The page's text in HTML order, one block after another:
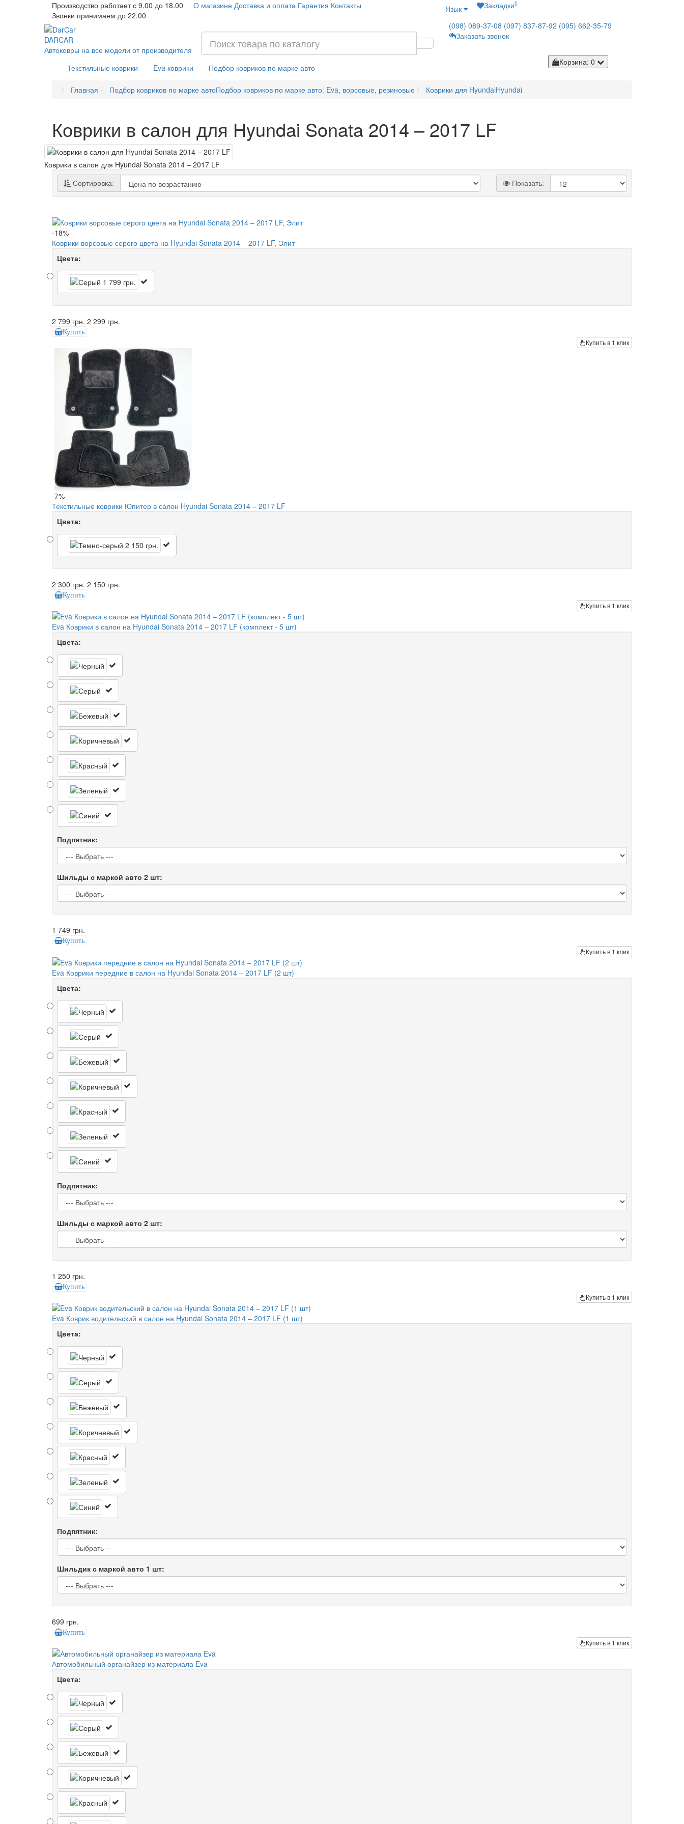
Производство работает с 9.00 до 18.00
Звонки принимаем до 22.00
О магазине Доставка и оплата Гарантия Контакты Язык Закладки0
DARCAR
Автоковры на все модели от производителя
(098) 089-37-08 (097) 837-87-92 (095) 662-35-79
Заказать звонок
Текстильные коврики Eva коврики Подбор ковриков по марке авто
Корзина: 0
Главная Подбор ковриков по марке автоПодбор ковриков по марке авто: Eva, ворсовые, резиновые Коврики для HyundaiHyundai
Коврики в салон для Hyundai Sonata 2014 – 2017 LF
Коврики в салон для Hyundai Sonata 2014 – 2017 LF
Сортировка:
Показать:
-18%
Коврики ворсовые серого цвета на Hyundai Sonata 2014 – 2017 LF, Элит
Цвета:
2 799 грн. 2 299 грн.
Купить
Купить в 1 клик
-7%
Текстильные коврики Юпитер в салон Hyundai Sonata 2014 – 2017 LF
Цвета:
2 300 грн. 2 150 грн.
Купить
Купить в 1 клик
Eva Коврики в салон на Hyundai Sonata 2014 – 2017 LF (комплект - 5 шт)
Цвета:
Подпятник:
Шильды с маркой авто 2 шт:
1 749 грн.
Купить
Купить в 1 клик
Eva Коврики передние в салон на Hyundai Sonata 2014 – 2017 LF (2 шт)
Цвета:
Подпятник:
Шильды с маркой авто 2 шт:
1 250 грн.
Купить
Купить в 1 клик
Eva Коврик водительский в салон на Hyundai Sonata 2014 – 2017 LF (1 шт)
Цвета:
Подпятник:
Шильдик с маркой авто 1 шт:
699 грн.
Купить
Купить в 1 клик
Автомобильный органайзер из материала Eva
Цвета: